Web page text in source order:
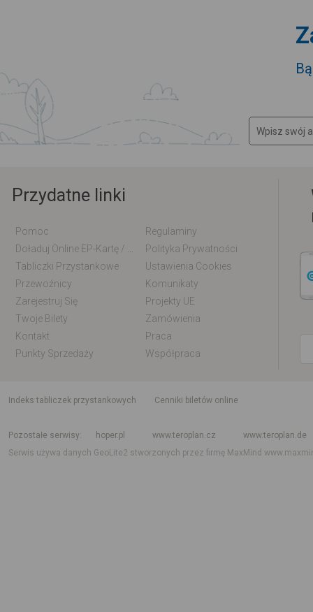
Przydatne linki
Pomoc
Regulaminy
Polityka Prywatności
Tabliczki Przystankowe
Ustawienia Cookies
Przewoźnicy
Komunikaty
Zarejestruj Się
Projekty UE
Twoje Bilety
Zamówienia
Kontakt
Praca
Punkty Sprzedaży
Współpraca
indeks tabliczek przystankowych
Cenniki biletów online
Pozostałe serwisy
hoper.pl www.teroplan.cz
www.teroplan.de
Serwis używa danych GeoLite2 stworzonych przez firmę MaxMind